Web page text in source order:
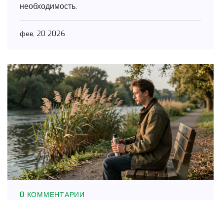
необходимость.
фев, 20 2026
0 КОММЕНТАРИИ